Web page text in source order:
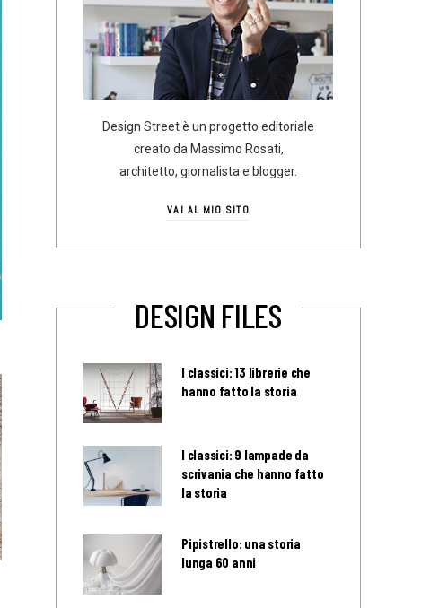
Design Street è un progetto editoriale
creato da Massimo Rosati,
architetto, giornalista e blogger.
VAI AL MIO SITO
DESIGN FILES
I classici: 13 librerie che
hanno fatto la storia
I classici: 9 lampade da
scrivania che hanno fatto
la storia
Pipistrello: una storia
lunga 60 anni